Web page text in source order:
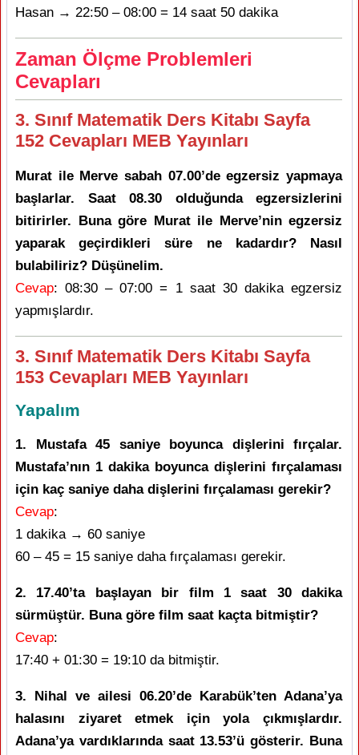
Hasan → 22:50 – 08:00 = 14 saat 50 dakika
Zaman Ölçme Problemleri
Cevapları
3. Sınıf Matematik Ders Kitabı Sayfa
152 Cevapları MEB Yayınları
Murat ile Merve sabah 07.00’de egzersiz yapmaya
başlarlar. Saat 08.30 olduğunda egzersizlerini
bitirirler. Buna göre Murat ile Merve’nin egzersiz
yaparak geçirdikleri süre ne kadardır? Nasıl
bulabiliriz? Düşünelim.
Cevap: 08:30 – 07:00 = 1 saat 30 dakika egzersiz
yapmışlardır.
3. Sınıf Matematik Ders Kitabı Sayfa
153 Cevapları MEB Yayınları
Yapalım
1. Mustafa 45 saniye boyunca dişlerini fırçalar.
Mustafa’nın 1 dakika boyunca dişlerini fırçalaması
için kaç saniye daha dişlerini fırçalaması gerekir?
Cevap:
1 dakika → 60 saniye
60 – 45 = 15 saniye daha fırçalaması gerekir.
2. 17.40’ta başlayan bir film 1 saat 30 dakika
sürmüştür. Buna göre film saat kaçta bitmiştir?
Cevap:
17:40 + 01:30 = 19:10 da bitmiştir.
3. Nihal ve ailesi 06.20’de Karabük’ten Adana’ya
halasını ziyaret etmek için yola çıkmışlardır.
Adana’ya vardıklarında saat 13.53’ü gösterir. Buna